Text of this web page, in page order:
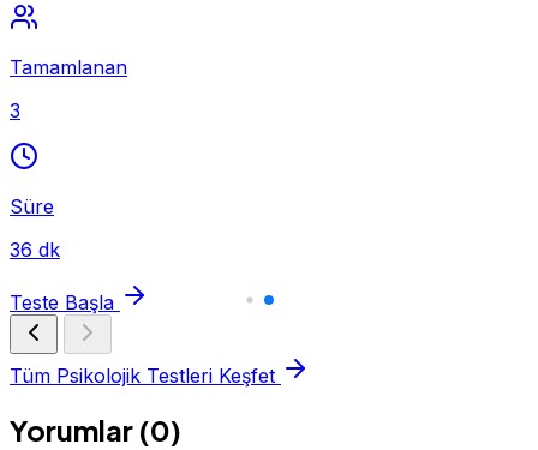
Tamamlanan
3
Süre
36 dk
Teste Başla
Tüm Psikolojik Testleri Keşfet
Yorumlar (0)